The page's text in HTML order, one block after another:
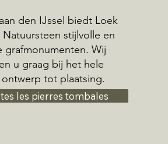
den IJssel biedt Loek
stijlvolle en
grafmonumenten. Wij
u graag bij het hele
tot plaatsing.
les pierres tombales